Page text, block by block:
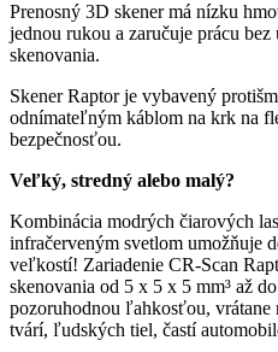
Prenosný 3D skener má nízku
jednou rukou a zaručuje prácu
skenovania.
Skener Raptor je vybavený
odnímateľným káblom na krk na
bezpečnosťou.
Veľký, stredný alebo malý?
Kombinácia modrých čiarových
infračerveným svetlom umožňuje
veľkostí! Zariadenie CR-Scan
skenovania od 5 x 5 x 5 mm³ až
pozoruhodnou ľahkosťou, vrátane
tvárí, ľudských tiel, častí